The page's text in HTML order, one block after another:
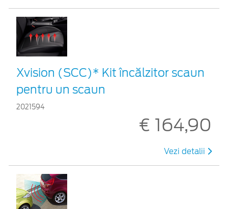
Xvision (SCC)* Kit încălzitor scaun
pentru un scaun
2021594
€ 164,90
Vezi detalii